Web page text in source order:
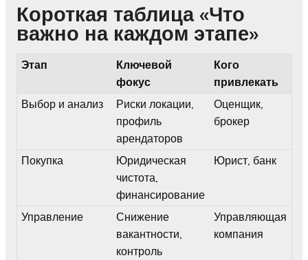
Короткая таблица «Что
важно на каждом этапе»
Этап
Ключевой
фокус
Кого
привлекать
Выбор и анализ
Риски локации,
профиль
арендаторов
Оценщик,
брокер
Покупка
Юридическая
чистота,
финансирование
Юрист, банк
Управление
Снижение
вакантности,
контроль
Управляющая
компания